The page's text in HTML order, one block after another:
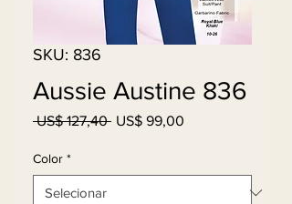
SKU: 836
Aussie Austine 836
US$ 127,40 Preço
US$ 99,00
Color *